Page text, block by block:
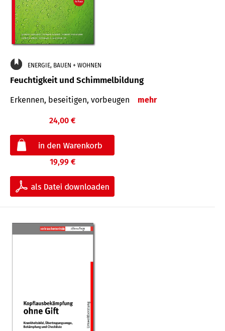
ENERGIE, BAUEN + WOHNEN
Feuchtigkeit und Schimmelbildung
Erkennen, beseitigen, vorbeugen mehr
24,00 €
19,99 €